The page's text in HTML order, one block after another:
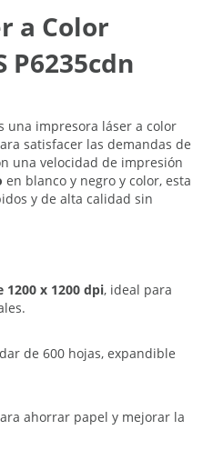
a Color
P6235cdn
una impresora láser a color
satisfacer las demandas de
una velocidad de impresión
en blanco y negro y color, esta
y de alta calidad sin
x 1200 dpi, ideal para
de 600 hojas, expandible
ahorrar papel y mejorar la